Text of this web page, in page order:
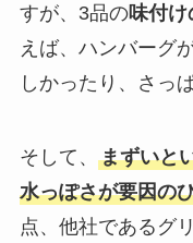
すが、3品の味付け
えば、ハンバーグ
しかったり、さっ
そして、 まずいと
水っぽさが要因の
点、他社であるグ